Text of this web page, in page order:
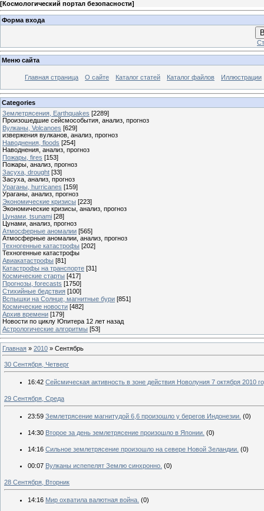
[Космологический портал безопасности]
Форма входа
Меню сайта
Главная страница О сайте Каталог статей Каталог файлов Иллюстрации
Categories
Землетрясения, Earthquakes [2289]
Произошедшие сейсмособытия, анализ, прогноз
Вулканы, Volcanoes [629]
извержения вулканов, анализ, прогноз
Наводнения, floods [254]
Наводнения, анализ, прогноз
Пожары, fires [153]
Пожары, анализ, прогноз
Засуха, drought [33]
Засуха, анализ, прогноз
Ураганы, hurricanes [159]
Ураганы, анализ, прогноз
Экономические кризисы [223]
Экономические кризисы, анализ, прогноз
Цунами, tsunami [28]
Цунами, анализ, прогноз
Атмосферные аномалии [565]
Атмосферные аномалии, анализ, прогноз
Техногенные катастрофы [202]
Техногенные катастрофы
Авиакатастрофы [81]
Катастрофы на транспорте [31]
Космические старты [417]
Прогнозы, forecasts [1750]
Стихийные бедствия [100]
Вспышки на Солнце, магнитные бури [851]
Космические новости [482]
Архив времени [179]
Новости по циклу Юпитера 12 лет назад
Астрологические алгоритмы [53]
Главная » 2010 » Сентябрь
30 Сентября, Четверг
16:42 Сейсмическая активность в зоне действия Новолуния 7 октября 2010
29 Сентября, Среда
23:59 Землетрясение магнитудой 6,6 произошло у берегов Индонезии. (0)
14:30 Второе за день землетрясение произошло в Японии. (0)
14:16 Сильное землетрясение произошло на севере Новой Зеландии. (0)
00:07 Вулканы испепелят Землю синхронно. (0)
28 Сентября, Вторник
14:16 Мир охватила валютная война. (0)